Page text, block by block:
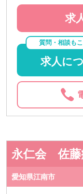
求
質問・相談も
求人に
永仁会 佐藤
愛知県江南市